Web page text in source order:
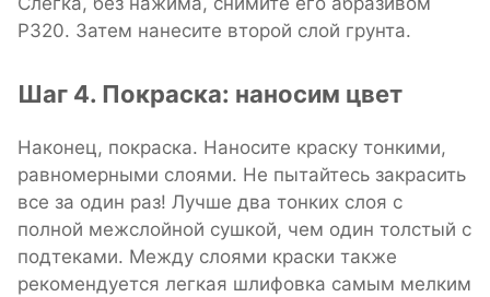
P320. Затем нанесите второй слой грунта.
Шаг 4. Покраска: наносим цвет
Наконец, покраска. Наносите краску тонкими,
равномерными слоями. Не пытайтесь закрасить
все за один раз! Лучше два тонких слоя с
полной межслойной сушкой, чем один толстый с
подтеками. Между слоями краски также
рекомендуется легкая шлифовка самым мелким